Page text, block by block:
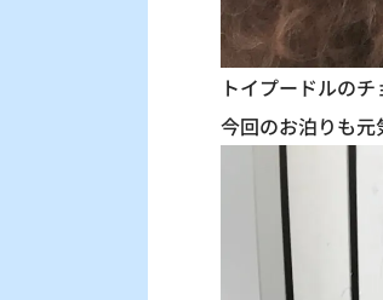
トイプードルのチ
今回のお泊りも元